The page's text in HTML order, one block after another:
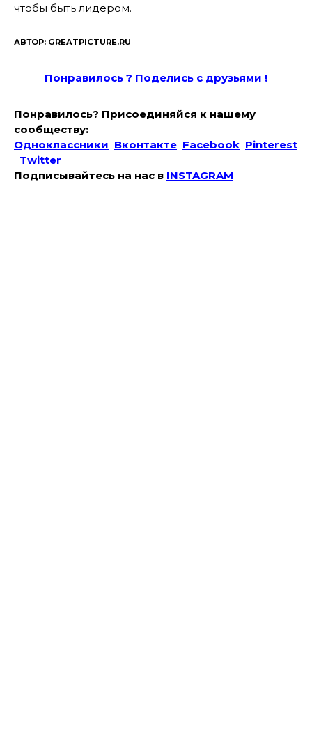
чтобы быть лидером.
АВТОР: GREATPICTURE.RU
Понравилось ? Поделись с друзьями !
Понравилось? Присоединяйся к нашему
сообществу:
Одноклассники Вконтакте Facebook Pinterest
Twitter
Подписывайтесь на наc в INSTAGRAM